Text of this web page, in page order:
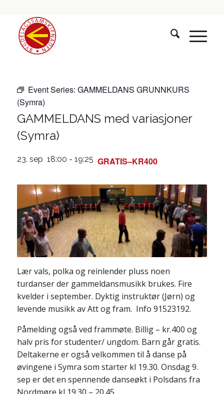
Event Series: GAMMELDANS GRUNNKURS
(Symra)
GAMMELDANS med variasjoner
(Symra)
23. sep 18:00 - 19:25 GRATIS–KR400
Lær vals, polka og reinlender pluss noen
turdanser der gammeldansmusikk brukes. Fire
kvelder i september. Dyktig instruktør (Jørn) og
levende musikk av Att og fram. Info 91523192.
Påmelding også ved frammøte. Billig – kr.400 og
halv pris for studenter/ ungdom. Barn går gratis.
Deltakerne er også velkommen til å danse på
øvingene i Symra som starter kl 19.30. Onsdag 9.
sep er det en spennende danseøkt i Polsdans fra